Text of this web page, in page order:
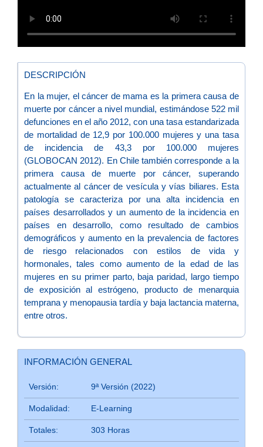
DESCRIPCIÓN
En la mujer, el cáncer de mama es la primera causa de
muerte por cáncer a nivel mundial, estimándose 522 mil
defunciones en el año 2012, con una tasa estandarizada
de mortalidad de 12,9 por 100.000 mujeres y una tasa
de incidencia de 43,3 por 100.000 mujeres
(GLOBOCAN 2012). En Chile también corresponde a la
primera causa de muerte por cáncer, superando
actualmente al cáncer de vesícula y vías biliares. Esta
patología se caracteriza por una alta incidencia en
países desarrollados y un aumento de la incidencia en
países en desarrollo, como resultado de cambios
demográficos y aumento en la prevalencia de factores
de riesgo relacionados con estilos de vida y
hormonales, tales como aumento de la edad de las
mujeres en su primer parto, baja paridad, largo tiempo
de exposición al estrógeno, producto de menarquia
temprana y menopausia tardía y baja lactancia materna,
entre otros.
INFORMACIÓN GENERAL
Versión: 9ª Versión (2022)
Modalidad: E-Learning
Totales: 303 Horas